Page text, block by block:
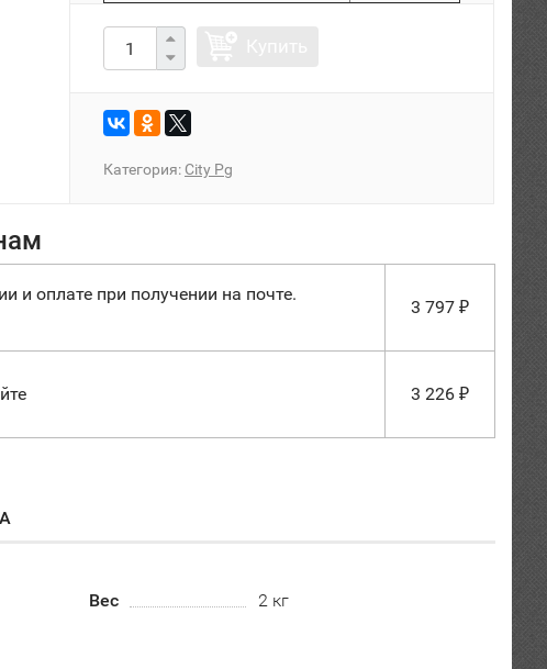
Категория: City Pg
и оплате при получении на почте.
3 797 ₽
3 226 ₽
Вес 2 кг